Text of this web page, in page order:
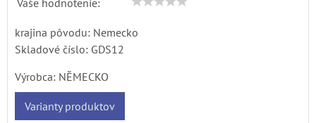
krajina pôvodu: Nemecko
Skladové číslo: GDS12
Výrobca: NĚMECKO
Varianty produktov